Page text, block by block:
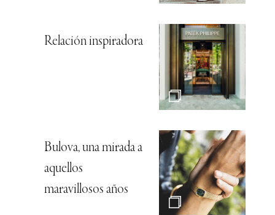
Relación inspiradora
Bulova, una mirada a
aquellos
maravillosos años